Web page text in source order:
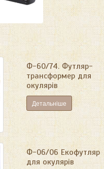
Ф-60/74. Футляр-
трансформер для
окулярів
Детальніше
Ф-06/06 Екофутляр
для окулярів